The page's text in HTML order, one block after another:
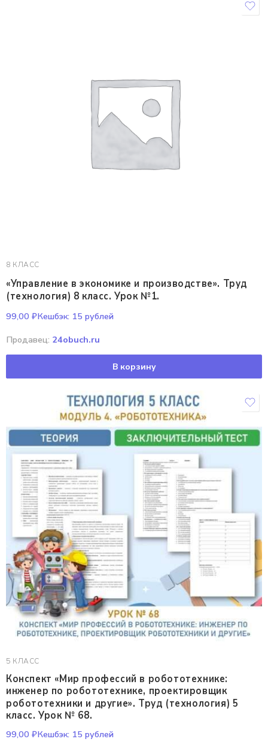
8 КЛАСС
«Управление в экономике и производстве». Труд
(технология) 8 класс. Урок №1.
99,00 ₽Кешбэк: 15 рублей
Продавец: 24obuch.ru
В корзину
5 КЛАСС
Конспект «Мир профессий в робототехнике:
инженер по робототехнике, проектировщик
робототехники и другие». Труд (технология) 5
класс. Урок № 68.
99,00 ₽Кешбэк: 15 рублей